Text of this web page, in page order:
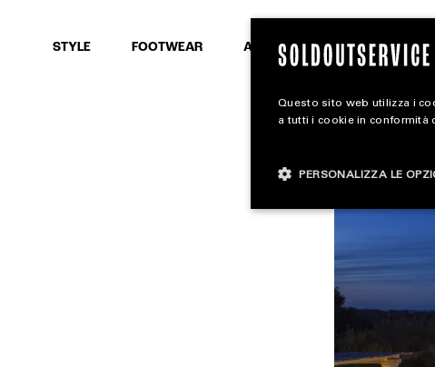
STYLE FOOTWEAR ACCESSORIES
SEARCH
Questo sito web utilizza i
a tutti i cookie in conformità
PERSONALIZZA LE